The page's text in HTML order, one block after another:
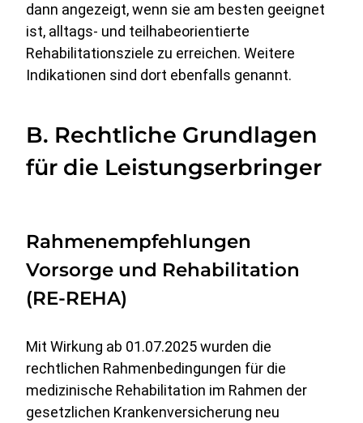
dann angezeigt, wenn sie am besten geeignet
ist, alltags- und teilhabeorientierte
Rehabilitationsziele zu erreichen. Weitere
Indikationen sind dort ebenfalls genannt.
B. Rechtliche Grundlagen
für die Leistungserbringer
Rahmenempfehlungen
Vorsorge und Rehabilitation
(RE-REHA)
Mit Wirkung ab 01.07.2025 wurden die
rechtlichen Rahmenbedingungen für die
medizinische Rehabilitation im Rahmen der
gesetzlichen Krankenversicherung neu